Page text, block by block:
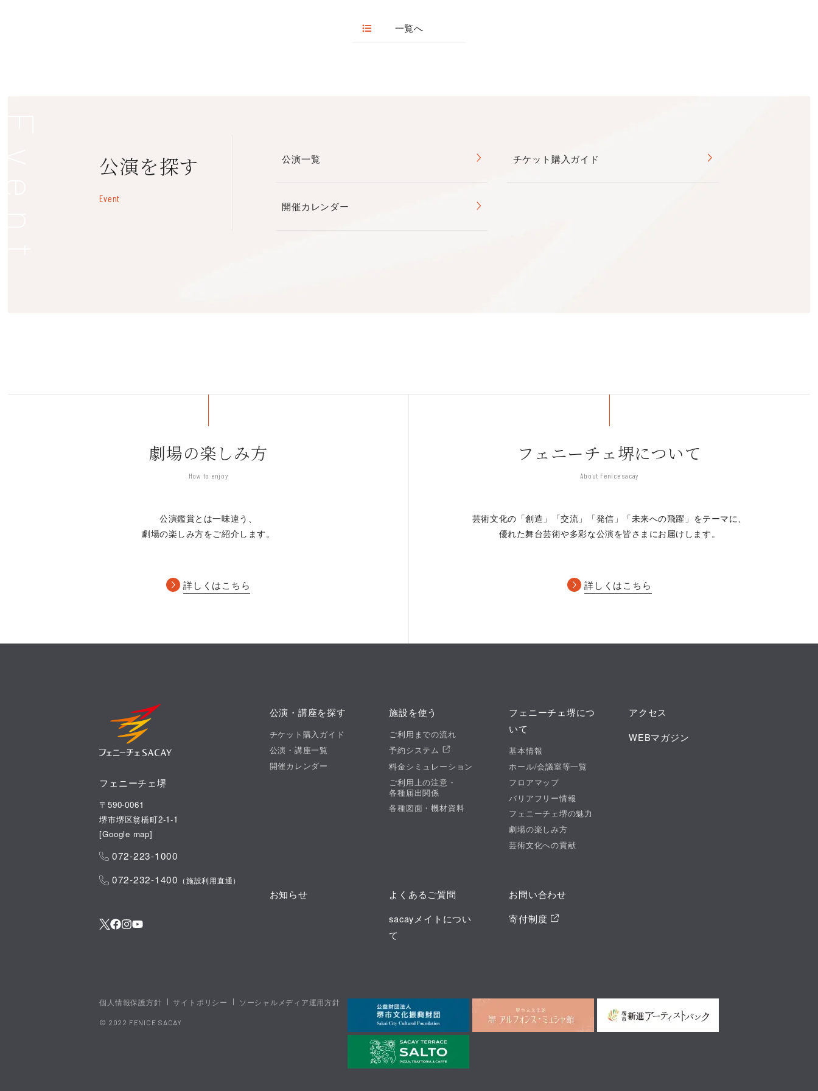
akane
各社CM振付や映像監修などマルチに活動する、日本を代表する振付師。
2017年にYouTubeにて「 バブリーダンス」を配信し、1億回以上の再生回数を更新
一覧へ
公演を探す
Event
公演一覧 チケット購入ガイド
開催カレンダー
劇場の楽しみ方
How to enjoy
公演鑑賞とは一味違う、
劇場の楽しみ方をご紹介します。
詳しくはこちら
フェニーチェ堺について
About Fenice sacay
芸術文化の「創造」「交流」「発信」
「未来への飛躍」をテーマに、
優れた舞台芸術や多彩な公演を皆さまにお届けします。
詳しくはこちら
フェニーチェ堺
〒590-0061
堺市堺区翁橋町2-1-1
[Google map]
072-223-1000
072-232-1400 （施設利用直通）
公演・講座を探す
チケット購入ガイド
公演・講座一覧
開催カレンダー
施設を使う
ご利用までの流れ
予約システム
料金シミュレーション
ご利用上の注意・
各種届出関係
各種図面・機材資料
フェニーチェ堺につ
いて
基本情報
ホール/会議室等一覧
フロアマップ
バリアフリー情報
フェニーチェ堺の魅力
劇場の楽しみ方
芸術文化への貢献
アクセス
WEBマガジン
お知らせ
よくあるご質問
sacayメイトについ
て
お問い合わせ
寄付制度
個人情報保護方針 サイトポリシー ソーシャルメディア運用方針
© 2022 FENICE SACAY